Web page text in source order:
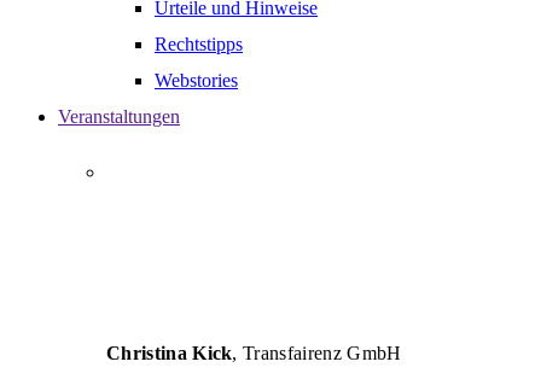
Urteile und Hinweise
Rechtstipps
Webstories
Veranstaltungen
Christina Kick, Transfairenz GmbH